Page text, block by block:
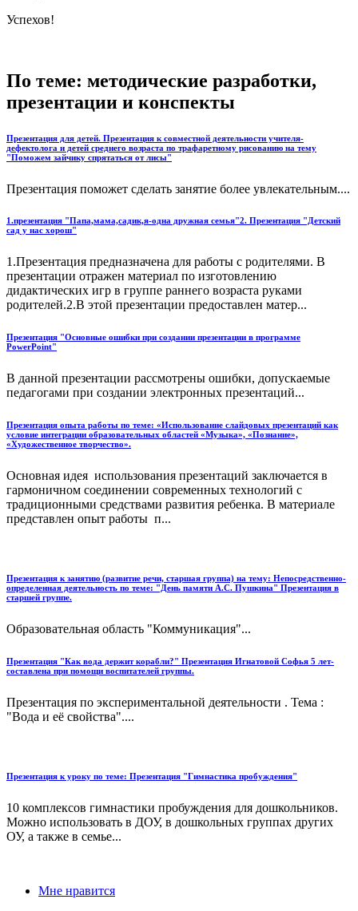
Успехов!
По теме: методические разработки,
презентации и конспекты
Презентация для детей. Презентация к совместной деятельности учителя-
дефектолога и детей среднего возраста по трафаретному рисованию на тему
"Поможем зайчику спрятаться от лисы"
Презентация поможет сделать занятие более увлекательным....
1.презентация "Папа,мама,садик,я-одна дружная семья"2. Презентация "Детский
сад у нас хорош"
1.Презентация предназначена для работы с родителями. В
презентации отражен материал по изготовлению
дидактических игр в группе раннего возраста руками
родителей.2.В этой презентации предоставлен матер...
Презентация "Основные ошибки при создании презентации в программе
PowerPoint"
В данной презентации рассмотрены ошибки, допускаемые
педагогами при создании электронных презентаций...
Презентация опыта работы по теме: «Использование слайдовых презентаций как
условие интеграции образовательных областей «Музыка», «Познание»,
«Художественное творчество».
Основная идея использования презентаций заключается в
гармоничном соединении современных технологий с
традиционными средствами развития ребенка. В материале
представлен опыт работы п...
Презентация к занятию (развитие речи, старшая группа) на тему: Непосредственно-
определенная деятельность по теме: "День памяти А.С. Пушкина" Презентация в
старшей группе.
Образовательная область "Коммуникация"...
Презентация "Как вода держит корабли?" Презентация Игнатовой Софья 5 лет-
составлена при помощи воспитателей группы.
Презентация по экспериментальной деятельности . Тема :
"Вода и её свойства"....
Презентация к уроку по теме: Презентация "Гимнастика пробуждения"
10 комплексов гимнастики пробуждения для дошкольников.
Можно использовать в ДОУ, в дошкольных группах других
ОУ, а также в семье...
Мне нравится